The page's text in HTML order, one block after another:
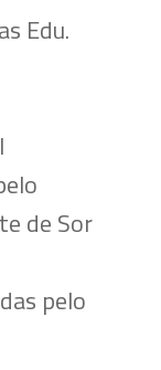
Edu.
de Sor
pelo